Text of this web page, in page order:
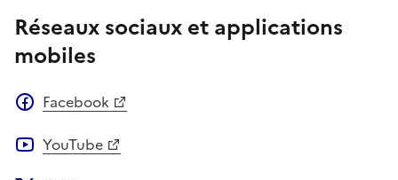
Réseaux sociaux et applications
mobiles
Facebook
YouTube